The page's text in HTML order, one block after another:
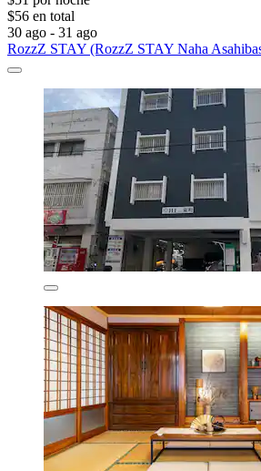
$56 en total
30 ago - 31 ago
RozzZ STAY (RozzZ STAY Naha